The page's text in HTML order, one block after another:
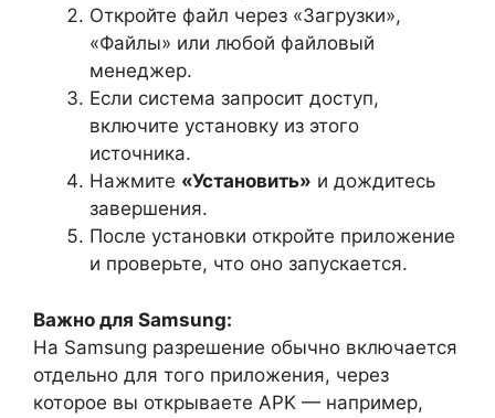
Откройте файл через «Загрузки»,
«Файлы» или любой файловый
менеджер.
Если система запросит доступ,
включите установку из этого
источника.
Нажмите «Установить» и дождитесь
завершения.
После установки откройте приложение
и проверьте, что оно запускается.
Важно для Samsung:
На Samsung разрешение обычно включается
отдельно для того приложения, через
которое вы открываете APK — например,